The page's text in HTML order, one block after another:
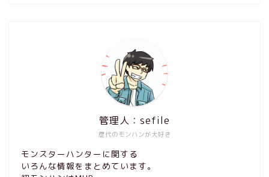
歴代のモンハンが大好き
管理人：sefile
モンスターハンターに関する
いろんな情報をまとめています。